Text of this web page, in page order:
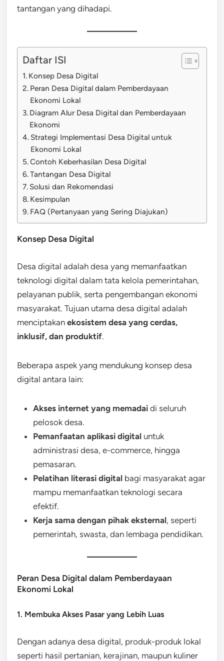
tantangan yang dihadapi.
Daftar ISI
Konsep Desa Digital
Peran Desa Digital dalam Pemberdayaan
Ekonomi Lokal
Diagram Alur Desa Digital dan Pemberdayaan
Ekonomi
Strategi Implementasi Desa Digital untuk
Ekonomi Lokal
Contoh Keberhasilan Desa Digital
Tantangan Desa Digital
Solusi dan Rekomendasi
Kesimpulan
FAQ (Pertanyaan yang Sering Diajukan)
Konsep Desa Digital
Desa digital adalah desa yang memanfaatkan
teknologi digital dalam tata kelola pemerintahan,
pelayanan publik, serta pengembangan ekonomi
masyarakat. Tujuan utama desa digital adalah
menciptakan ekosistem desa yang cerdas,
inklusif, dan produktif.
Beberapa aspek yang mendukung konsep desa
digital antara lain:
Akses internet yang memadai di seluruh
pelosok desa.
Pemanfaatan aplikasi digital untuk
administrasi desa, e-commerce, hingga
pemasaran.
Pelatihan literasi digital bagi masyarakat agar
mampu memanfaatkan teknologi secara
efektif.
Kerja sama dengan pihak eksternal, seperti
pemerintah, swasta, dan lembaga pendidikan.
Peran Desa Digital dalam Pemberdayaan
Ekonomi Lokal
1. Membuka Akses Pasar yang Lebih Luas
Dengan adanya desa digital, produk-produk lokal
seperti hasil pertanian, kerajinan, maupun kuliner